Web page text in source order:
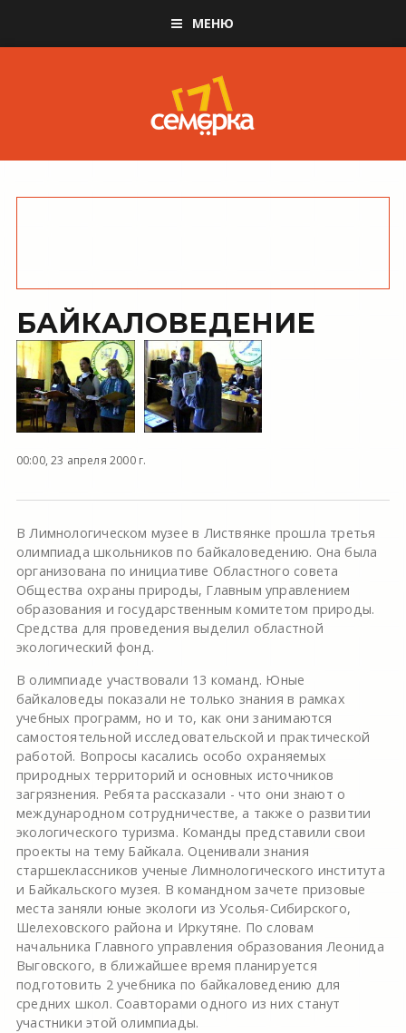
МЕНЮ
БАЙКАЛОВЕДЕНИЕ
00:00, 23 апреля 2000 г.
В Лимнологическом музее в Листвянке прошла третья
олимпиада школьников по байкаловедению. Она была
организована по инициативе Областного совета
Общества охраны природы, Главным управлением
образования и государственным комитетом природы.
Средства для проведения выделил областной
экологический фонд.
В олимпиаде участвовали 13 команд. Юные
байкаловеды показали не только знания в рамках
учебных программ, но и то, как они занимаются
самостоятельной исследовательской и практической
работой. Вопросы касались особо охраняемых
природных территорий и основных источников
загрязнения. Ребята рассказали - что они знают о
международном сотрудничестве, а также о развитии
экологического туризма. Команды представили свои
проекты на тему Байкала. Оценивали знания
старшеклассников ученые Лимнологического института
и Байкальского музея. В командном зачете призовые
места заняли юные экологи из Усолья-Сибирского,
Шелеховского района и Иркутяне. По словам
начальника Главного управления образования Леонида
Выговского, в ближайшее время планируется
подготовить 2 учебника по байкаловедению для
средних школ. Соавторами одного из них станут
участники этой олимпиады.